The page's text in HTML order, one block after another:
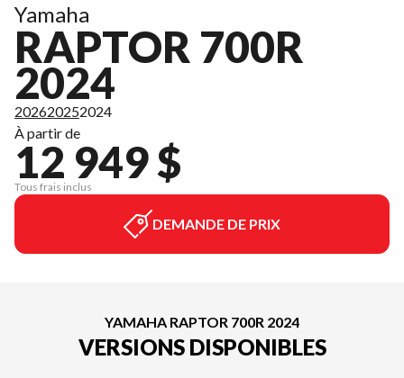
Yamaha
RAPTOR 700R
2024
202620252024
À partir de
12 949 $
Tous frais inclus
DEMANDE DE PRIX
YAMAHA RAPTOR 700R 2024
VERSIONS DISPONIBLES